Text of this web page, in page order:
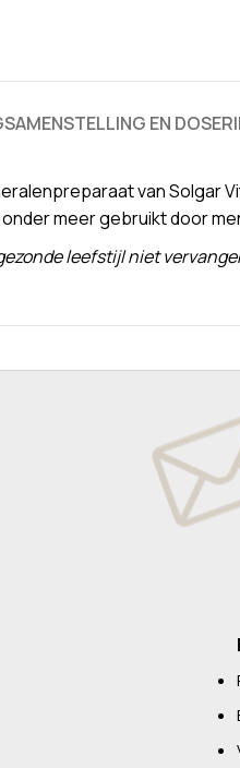
SAMENSTELLING EN
van Solgar
meer gebruikt door
leefstijl niet